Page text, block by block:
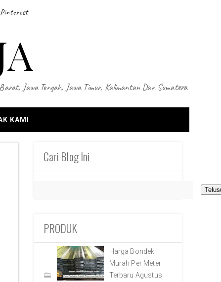
Pinterest
Jawa Tengah, Jawa Timur, Kalimantan Dan Sumatera
KAMI
Cari Blog Ini
PRODUK
Harga Bondek
Murah Per Meter
Terbaru Agustus